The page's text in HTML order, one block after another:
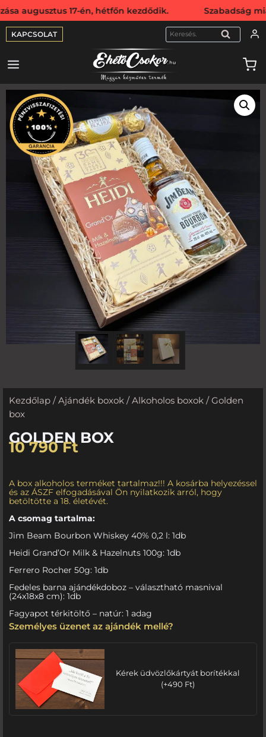
17-én, hétfőn kezdődik. Szabadság miatt
KAPCSOLAT KERESÉS
Kezdőlap /Ajándék boxok /Alkoholos boxok / Golden
box
GOLDEN BOX
10 790Ft
A box alkoholos terméket tartalmaz!!! A kosárba helyezéssel
és az ÁSZF elfogadásával Ön nyilatkozik arról, hogy
betöltötte a 18. életévét.
A csomag tartalma:
Jim Beam Bourbon Whiskey 40% 0,2 l: 1db
Heidi Grand’Or Milk & Hazelnuts 100g: 1db
Ferrero Rocher 50g: 1db
Fedeles barna ajándékdoboz – választható masnival
(24x18x8 cm): 1db
Fagyapot térkitöltő – natúr: 1 adag
Személyes üzenet az ajándék mellé?
Kérek üdvözlőkártyát borítékkal
(+490 Ft)